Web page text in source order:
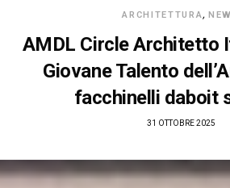
ARCHITETTURA,
AMDL Circle Architetto
Giovane Talento
facchinelli daboit
31 OTTOBRE 2025